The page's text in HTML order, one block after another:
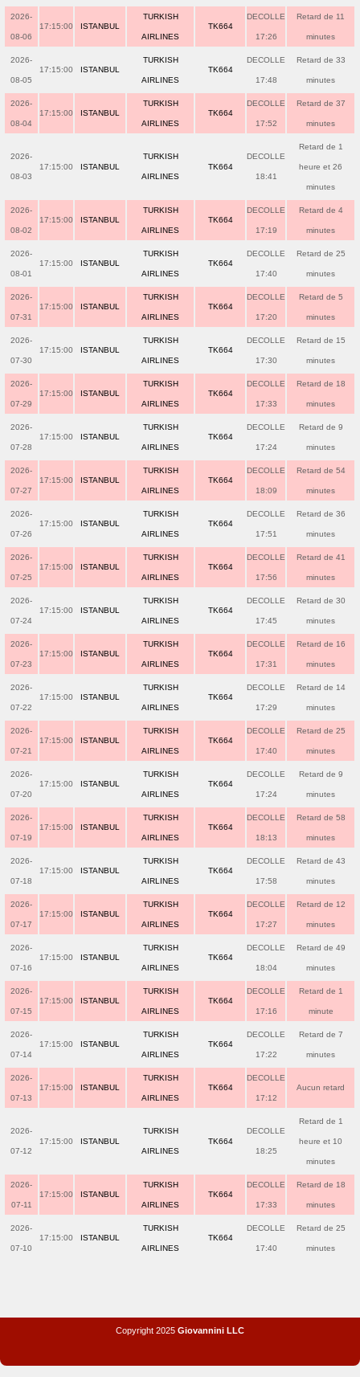
2026-
08-06
17:15:00 ISTANBUL
TURKISH
AIRLINES
TK664
DECOLLE
17:26
Retard de 11
minutes
2026-
08-05
17:15:00 ISTANBUL
TURKISH
AIRLINES
TK664
DECOLLE
17:48
Retard de 33
minutes
2026-
08-04
17:15:00 ISTANBUL
TURKISH
AIRLINES
TK664
DECOLLE
17:52
Retard de 37
minutes
2026-
08-03
17:15:00 ISTANBUL
TURKISH
AIRLINES
TK664
DECOLLE
18:41
Retard de 1
heure et 26
minutes
2026-
08-02
17:15:00 ISTANBUL
TURKISH
AIRLINES
TK664
DECOLLE
17:19
Retard de 4
minutes
2026-
08-01
17:15:00 ISTANBUL
TURKISH
AIRLINES
TK664
DECOLLE
17:40
Retard de 25
minutes
2026-
07-31
17:15:00 ISTANBUL
TURKISH
AIRLINES
TK664
DECOLLE
17:20
Retard de 5
minutes
2026-
07-30
17:15:00 ISTANBUL
TURKISH
AIRLINES
TK664
DECOLLE
17:30
Retard de 15
minutes
2026-
07-29
17:15:00 ISTANBUL
TURKISH
AIRLINES
TK664
DECOLLE
17:33
Retard de 18
minutes
2026-
07-28
17:15:00 ISTANBUL
TURKISH
AIRLINES
TK664
DECOLLE
17:24
Retard de 9
minutes
2026-
07-27
17:15:00 ISTANBUL
TURKISH
AIRLINES
TK664
DECOLLE
18:09
Retard de 54
minutes
2026-
07-26
17:15:00 ISTANBUL
TURKISH
AIRLINES
TK664
DECOLLE
17:51
Retard de 36
minutes
2026-
07-25
17:15:00 ISTANBUL
TURKISH
AIRLINES
TK664
DECOLLE
17:56
Retard de 41
minutes
2026-
07-24
17:15:00 ISTANBUL
TURKISH
AIRLINES
TK664
DECOLLE
17:45
Retard de 30
minutes
2026-
07-23
17:15:00 ISTANBUL
TURKISH
AIRLINES
TK664
DECOLLE
17:31
Retard de 16
minutes
2026-
07-22
17:15:00 ISTANBUL
TURKISH
AIRLINES
TK664
DECOLLE
17:29
Retard de 14
minutes
2026-
07-21
17:15:00 ISTANBUL
TURKISH
AIRLINES
TK664
DECOLLE
17:40
Retard de 25
minutes
2026-
07-20
17:15:00 ISTANBUL
TURKISH
AIRLINES
TK664
DECOLLE
17:24
Retard de 9
minutes
2026-
07-19
17:15:00 ISTANBUL
TURKISH
AIRLINES
TK664
DECOLLE
18:13
Retard de 58
minutes
2026-
07-18
17:15:00 ISTANBUL
TURKISH
AIRLINES
TK664
DECOLLE
17:58
Retard de 43
minutes
2026-
07-17
17:15:00 ISTANBUL
TURKISH
AIRLINES
TK664
DECOLLE
17:27
Retard de 12
minutes
2026-
07-16
17:15:00 ISTANBUL
TURKISH
AIRLINES
TK664
DECOLLE
18:04
Retard de 49
minutes
2026-
07-15
17:15:00 ISTANBUL
TURKISH
AIRLINES
TK664
DECOLLE
17:16
Retard de 1
minute
2026-
07-14
17:15:00 ISTANBUL
TURKISH
AIRLINES
TK664
DECOLLE
17:22
Retard de 7
minutes
2026-
07-13
17:15:00 ISTANBUL
TURKISH
AIRLINES
TK664
DECOLLE
17:12
Aucun retard
2026-
07-12
17:15:00 ISTANBUL
TURKISH
AIRLINES
TK664
DECOLLE
18:25
Retard de 1
heure et 10
minutes
2026-
07-11
17:15:00 ISTANBUL
TURKISH
AIRLINES
TK664
DECOLLE
17:33
Retard de 18
minutes
2026-
07-10
17:15:00 ISTANBUL
TURKISH
AIRLINES
TK664
DECOLLE
17:40
Retard de 25
minutes
Copyright 2025 Giovannini LLC